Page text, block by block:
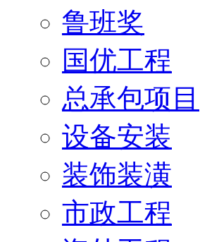
鲁班奖
国优工程
总承包项目
设备安装
装饰装潢
市政工程